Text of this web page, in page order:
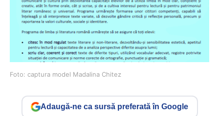
Foto: captura model Madalina Chitez
Adaugă-ne ca sursă preferată în Google